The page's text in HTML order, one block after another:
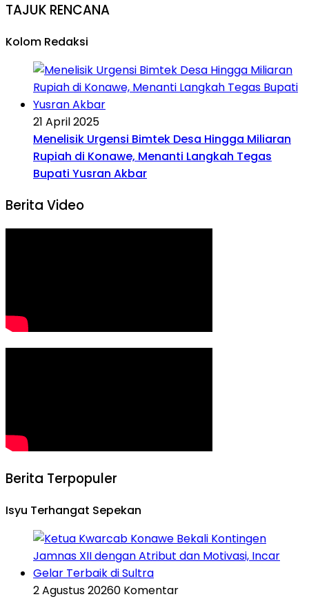
TAJUK RENCANA
Kolom Redaksi
21 April 2025
Menelisik Urgensi Bimtek Desa Hingga Miliaran
Rupiah di Konawe, Menanti Langkah Tegas
Bupati Yusran Akbar
Berita Video
Berita Terpopuler
Isyu Terhangat Sepekan
2 Agustus 20260 Komentar